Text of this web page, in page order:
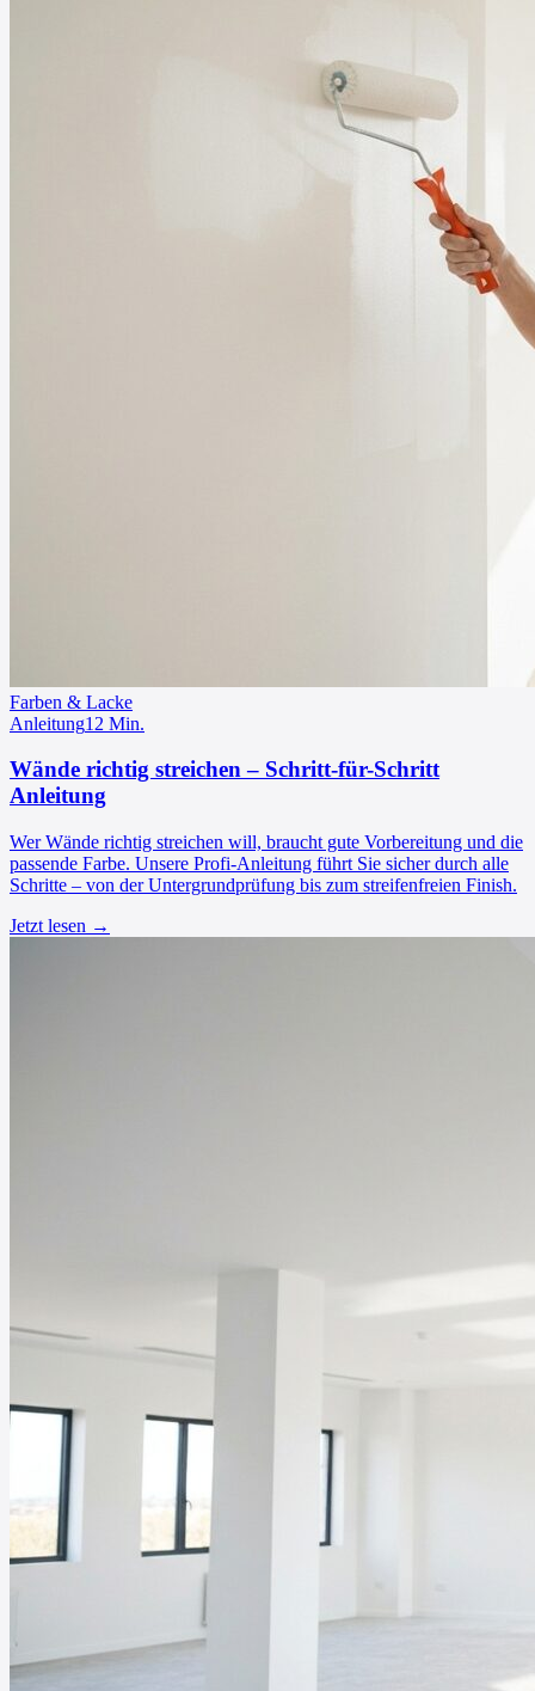
Farben & Lacke
Anleitung12 Min.
Wände richtig streichen – Schritt-für-Schritt
Anleitung
Wer Wände richtig streichen will, braucht gute Vorbereitung und die
passende Farbe. Unsere Profi-Anleitung führt Sie sicher durch alle
Schritte – von der Untergrundprüfung bis zum streifenfreien Finish.
Jetzt lesen →